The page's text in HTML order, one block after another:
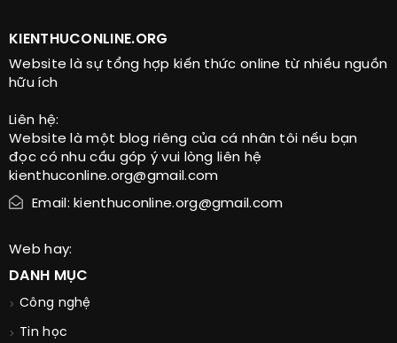
KIENTHUCONLINE.ORG
Website là sự tổng hợp kiến thức online từ nhiều nguồn
hữu ích
Liên hệ:
Website là một blog riêng của cá nhân tôi nếu bạn
đọc có nhu cầu góp ý vui lòng liên hệ
kienthuconline.org@gmail.com
Email: kienthuconline.org@gmail.com
Web hay:
DANH MỤC
Công nghệ
Tin học